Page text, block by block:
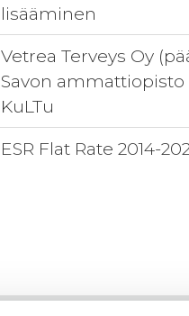
lisääminen
Vetrea Terveys Oy
Savon ammattiopisto
KuLTu
ESR Flat Rate 2014-